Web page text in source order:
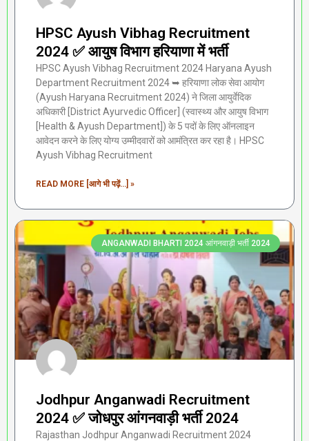
HPSC Ayush Vibhag Recruitment
2024 ✅ आयुष विभाग हरियाणा में भर्ती
HPSC Ayush Vibhag Recruitment 2024 Haryana Ayush
Department Recruitment 2024 ➥ हरियाणा लोक सेवा आयोग
(Ayush Haryana Recruitment 2024) ने जिला आयुर्वेदिक
अधिकारी [District Ayurvedic Officer] (स्वास्थ्य और आयुष विभाग
[Health & Ayush Department]) के 5 पदों के लिए ऑनलाइन
आवेदन करने के लिए योग्य उम्मीदवारों को आमंत्रित कर रहा है। HPSC
Ayush Vibhag Recruitment
READ MORE [आगे भी पढ़ें...] »
ANGANWADI BHARTI 2024 आंगनवाड़ी भर्ती 2024
Jodhpur Anganwadi Recruitment
2024 ✅ जोधपुर आंगनवाड़ी भर्ती 2024
Rajasthan Jodhpur Anganwadi Recruitment 2024